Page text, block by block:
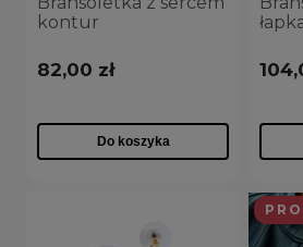
kontur
82,00 zł
Do koszyka